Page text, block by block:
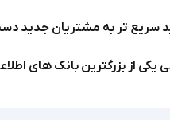
تر به مشتریان جدید
یکی از بزرگترین بانک های